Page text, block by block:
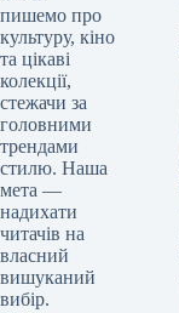
пишемо про
культуру, кіно
та цікаві
колекції,
стежачи за
головними
трендами
стилю. Наша
мета —
надихати
читачів на
власний
вишуканий
вибір.